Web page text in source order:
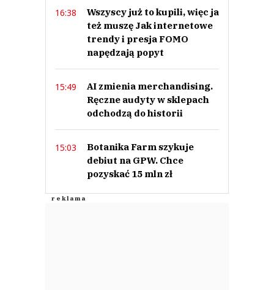
16:38
Wszyscy już to kupili, więc ja
też muszę Jak internetowe
trendy i presja FOMO
napędzają popyt
15:49
AI zmienia merchandising.
Ręczne audyty w sklepach
odchodzą do historii
15:03
Botanika Farm szykuje
debiut na GPW. Chce
pozyskać 15 mln zł